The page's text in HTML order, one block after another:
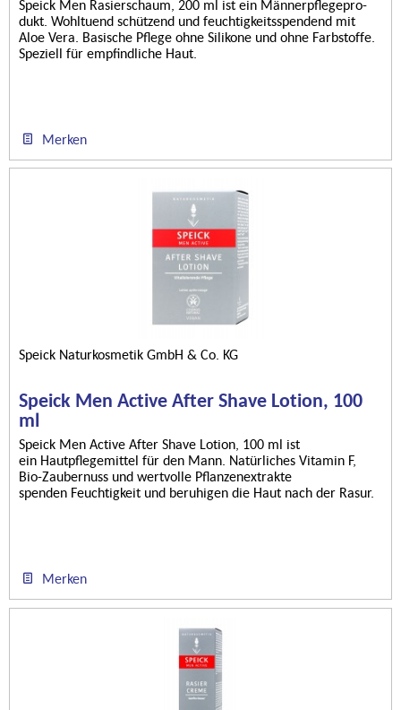
Speick Men Rasierschaum, 200 ml ist ein Männerpflegepro-
dukt. Wohltuend schützend und feuchtigkeitsspendend mit
Aloe Vera. Basische Pflege ohne Silikone und ohne Farbstoffe.
Speziell für empfindliche Haut.
Merken
Speick Naturkosmetik GmbH & Co. KG
Speick Men Active After Shave Lotion, 100
ml
Speick Men Active After Shave Lotion, 100 ml ist
ein Hautpflegemittel für den Mann. Natürliches Vitamin F,
Bio-Zaubernuss und wertvolle Pflanzenextrakte
spenden Feuchtigkeit und beruhigen die Haut nach der Rasur.
Merken